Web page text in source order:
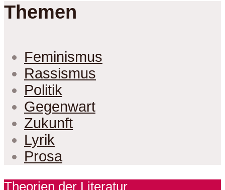
Themen
Feminismus
Rassismus
Politik
Gegenwart
Zukunft
Lyrik
Prosa
Theorien der Literatur